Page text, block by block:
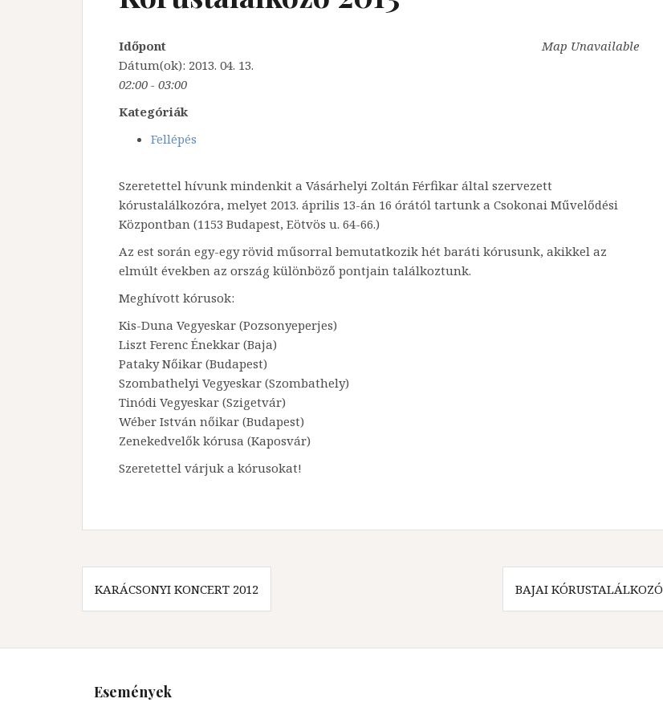
Map Unavailable
Időpont
Dátum(ok): 2013. 04. 13.
02:00 - 03:00
Kategóriák
Fellépés
Szeretettel hívunk mindenkit a Vásárhelyi Zoltán Férfikar által szervezett
kórustalálkozóra, melyet 2013. április 13-án 16 órától tartunk a Csokonai Művelődési
Központban (1153 Budapest, Eötvös u. 64-66.)
Az est során egy-egy rövid műsorral bemutatkozik hét baráti kórusunk, akikkel az
elmúlt években az ország különböző pontjain találkoztunk.
Meghívott kórusok:
Kis-Duna Vegyeskar (Pozsonyeperjes)
Liszt Ferenc Énekkar (Baja)
Pataky Nőikar (Budapest)
Szombathelyi Vegyeskar (Szombathely)
Tinódi Vegyeskar (Szigetvár)
Wéber István nőikar (Budapest)
Zenekedvelők kórusa (Kaposvár)
Szeretettel várjuk a kórusokat!
Bejegyzés
navigáció
KARÁCSONYI KONCERT 2012 BAJAI KÓRUSTALÁLKOZÓ
Események